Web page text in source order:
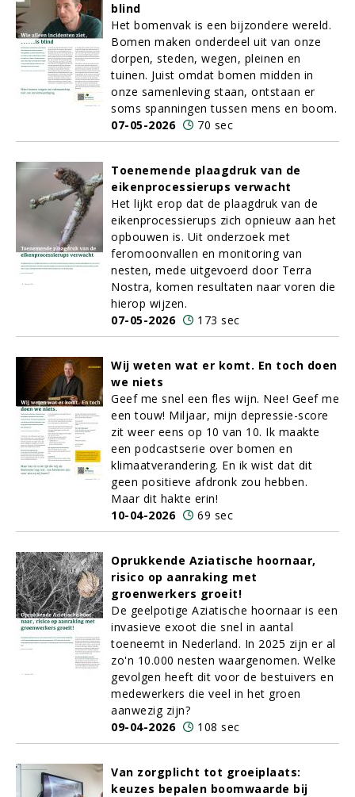
blind
Het bomenvak is een bijzondere wereld.
Bomen maken onderdeel uit van onze
dorpen, steden, wegen, pleinen en
tuinen. Juist omdat bomen midden in
onze samenleving staan, ontstaan er
soms spanningen tussen mens en boom.
07-05-2026
70 sec
Toenemende plaagdruk van de
eikenprocessierups verwacht
Het lijkt erop dat de plaagdruk van de
eikenprocessierups zich opnieuw aan het
opbouwen is. Uit onderzoek met
feromoonvallen en monitoring van
nesten, mede uitgevoerd door Terra
Nostra, komen resultaten naar voren die
hierop wijzen.
07-05-2026
173 sec
Wij weten wat er komt. En toch doen
we niets
Geef me snel een fles wijn. Nee! Geef me
een touw! Miljaar, mijn depressie-score
zit weer eens op 10 van 10. Ik maakte
een podcastserie over bomen en
klimaatverandering. En ik wist dat dit
geen positieve afdronk zou hebben.
Maar dit hakte erin!
10-04-2026
69 sec
Oprukkende Aziatische hoornaar,
risico op aanraking met
groenwerkers groeit!
De geelpotige Aziatische hoornaar is een
invasieve exoot die snel in aantal
toeneemt in Nederland. In 2025 zijn er al
zo'n 10.000 nesten waargenomen. Welke
gevolgen heeft dit voor de bestuivers en
medewerkers die veel in het groen
aanwezig zijn?
09-04-2026
108 sec
Van zorgplicht tot groeiplaats:
keuzes bepalen boomwaarde bij